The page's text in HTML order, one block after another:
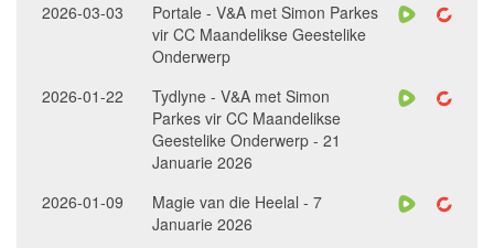
2026-03-03
Portale - V&A met Simon Parkes
vir CC Maandelikse Geestelike
Onderwerp
2026-01-22
Tydlyne - V&A met Simon
Parkes vir CC Maandelikse
Geestelike Onderwerp - 21
Januarie 2026
2026-01-09
Magie van die Heelal - 7
Januarie 2026